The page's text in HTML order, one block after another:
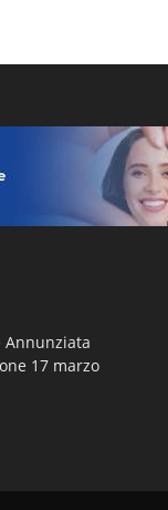
Annunziata
17 marzo